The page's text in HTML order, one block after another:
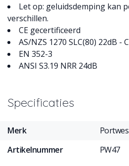
Let op: geluidsdemping kan
verschillen.
CE gecertificeerd
AS/NZS 1270 SLC(80) 22dB -
EN 352-3
ANSI S3.19 NRR 24dB
Specificaties
Merk
Artikelnummer
PW47